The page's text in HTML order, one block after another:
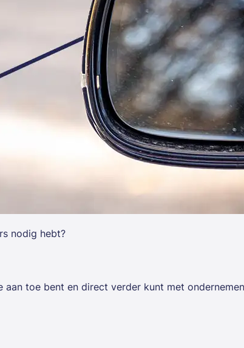
nodig hebt?
toe bent en direct verder kunt met